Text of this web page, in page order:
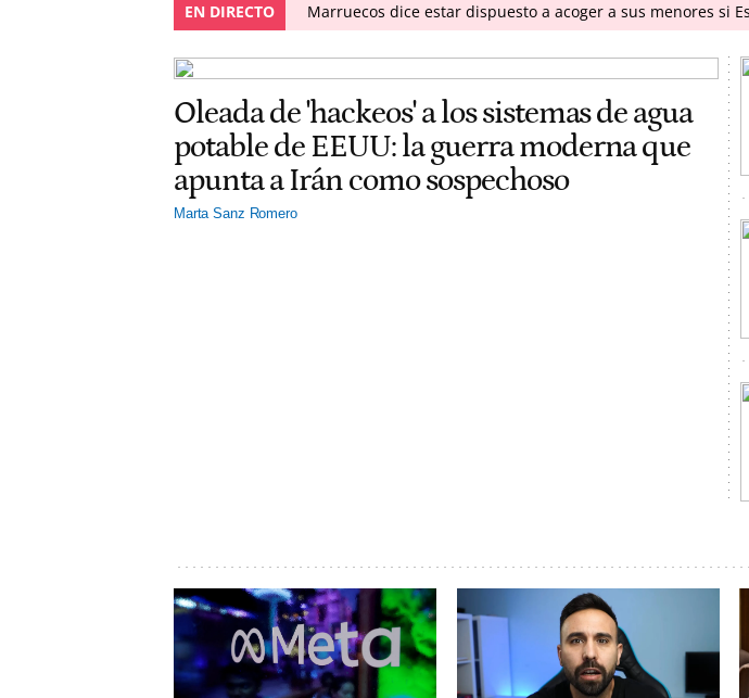
EN DIRECTO Marruecos dice estar dispuesto a acoger a sus menores si
Oleada de 'hackeos' a los sistemas de agua
potable de EEUU: la guerra moderna que
apunta a Irán como sospechoso
Marta Sanz Romero